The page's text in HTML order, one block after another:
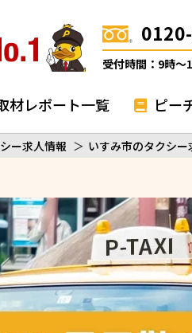
受付時間：9時〜
材レポート一覧 ピー
ー求人情報 ＞ いすみ市のタクシー